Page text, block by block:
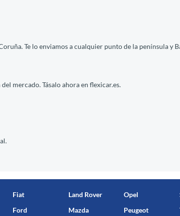
Te lo enviamos a cualquier punto de la península y
mercado. Tásalo ahora en flexicar.es.
Fiat
Ford
Land Rover
Mazda
Opel
Peugeot